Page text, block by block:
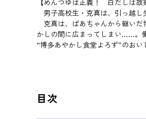
男子高校生・克真は、引っ越し
克真は、ばあちゃんから継いだ
かしの間に広まってしまい……。
“博多あやかし食堂よろず”のおい
目次